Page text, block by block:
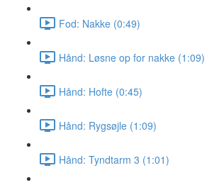
Fod: Nakke (0:49)
Hånd: Løsne op for nakke (1:09)
Hånd: Hofte (0:45)
Hånd: Rygsøjle (1:09)
Hånd: Tyndtarm 3 (1:01)